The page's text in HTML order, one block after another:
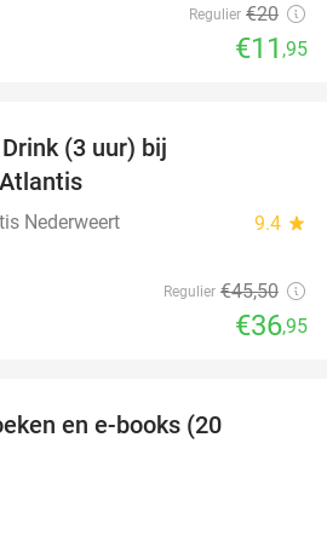
Regulier €20
€11 ,95
(3 uur) bij
Nederweert 9.4 star
Regulier €45,50
€36,95
en e-books (20